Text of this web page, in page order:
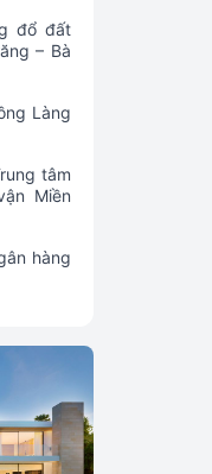
đổ đất
– Bà
Làng
tâm
Miền
hàng